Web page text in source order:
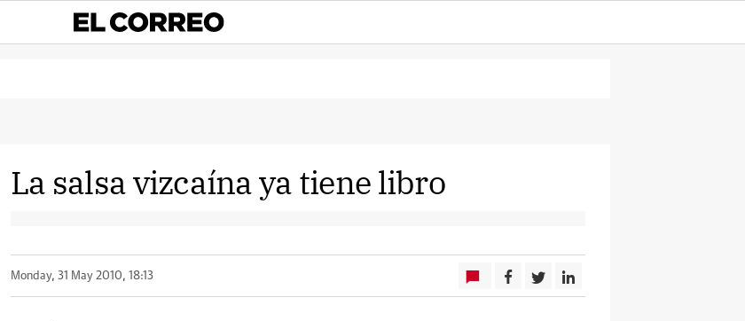
La salsa vizcaína ya tiene libro
Monday, 31 May 2010, 18:13